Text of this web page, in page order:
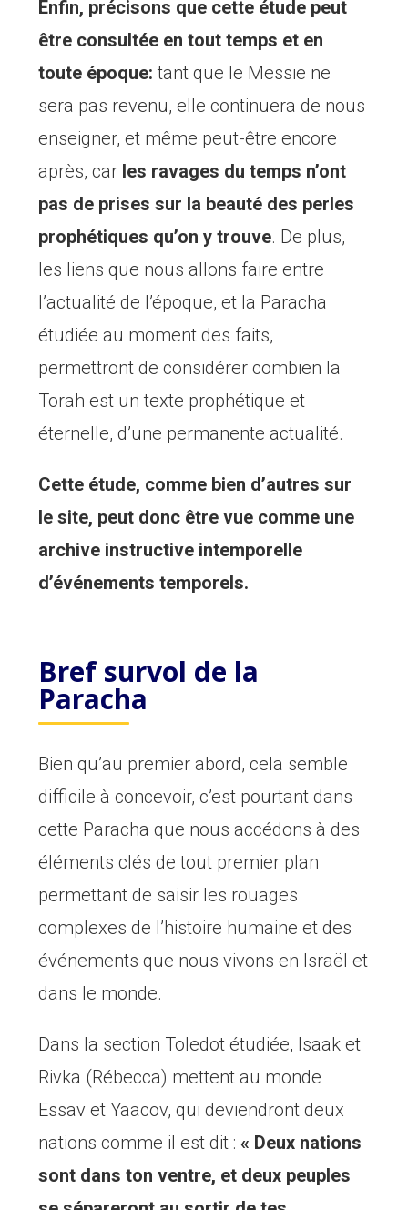
Enfin, précisons que cette étude peut
être consultée en tout temps et en
toute époque: tant que le Messie ne
sera pas revenu, elle continuera de nous
enseigner, et même peut-être encore
après, car les ravages du temps n’ont
pas de prises sur la beauté des perles
prophétiques qu’on y trouve. De plus,
les liens que nous allons faire entre
l’actualité de l’époque, et la Paracha
étudiée au moment des faits,
permettront de considérer combien la
Torah est un texte prophétique et
éternelle, d’une permanente actualité.
Cette étude, comme bien d’autres sur
le site, peut donc être vue comme une
archive instructive intemporelle
d’événements temporels.
Bref survol de la
Paracha
Bien qu’au premier abord, cela semble
difficile à concevoir, c’est pourtant dans
cette Paracha que nous accédons à des
éléments clés de tout premier plan
permettant de saisir les rouages
complexes de l’histoire humaine et des
événements que nous vivons en Israël et
dans le monde.
Dans la section Toledot étudiée, Isaak et
Rivka (Rébecca) mettent au monde
Essav et Yaacov, qui deviendront deux
nations comme il est dit :« Deux nations
sont dans ton ventre, et deux peuples